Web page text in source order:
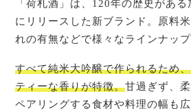
「荷札酒」は、120年の歴史があ
にリリースした新ブランド。原料
れの有無などで様々なラインナッ
すべて純米大吟醸で作られるため
ティーな香りが特徴。甘過ぎず、
ペアリングする食材や料理の幅も